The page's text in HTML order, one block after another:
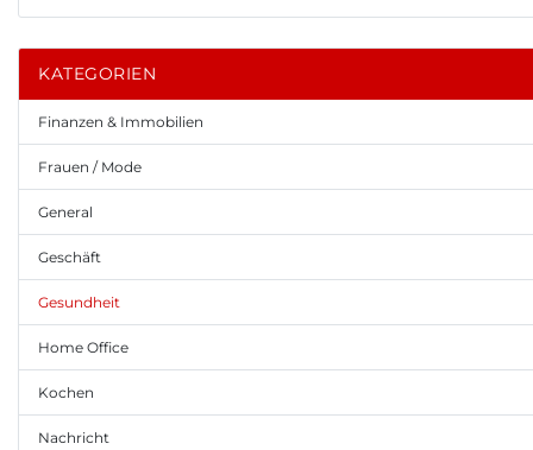
KATEGORIEN
Finanzen & Immobilien
Frauen / Mode
General
Geschäft
Gesundheit
Home Office
Kochen
Nachricht